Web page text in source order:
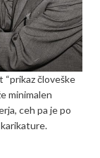
“pri­k­az človeške
minimalen
ceh pa je po